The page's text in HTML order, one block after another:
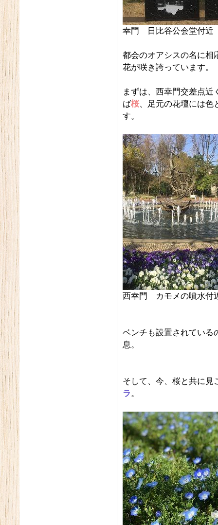
幸門 日比谷公会堂付近
都会のオアシスの名に相
花が咲き誇っています。
まずは、西幸門交差点
ば桜、足元の花壇には色
す。
西幸門 カモメの噴水付
ベンチも設置されている
息。
そして、今、桜と共に見
ラ。